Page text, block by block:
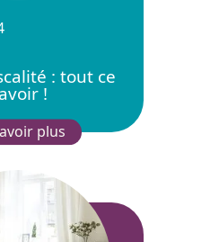
: tout ce
!
plus